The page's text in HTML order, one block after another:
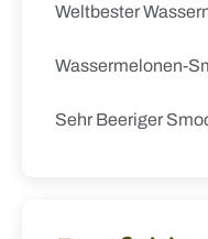
Weltbester
Wassermelonen-
Sehr Beeriger